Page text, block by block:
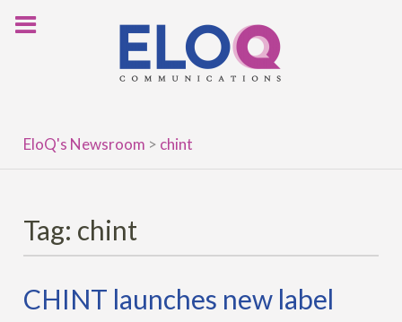
EloQ's Newsroom > chint
Tag: chint
CHINT launches new label